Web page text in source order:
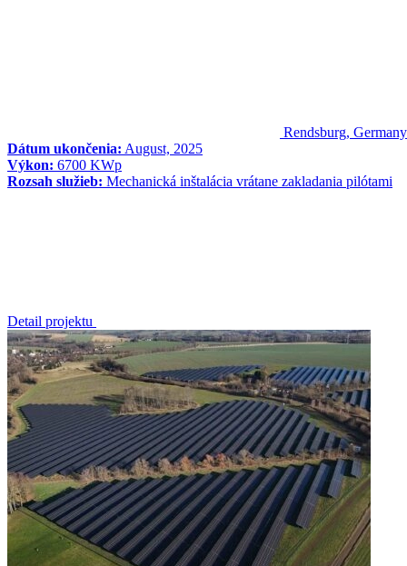
Rendsburg, Germany
Dátum ukončenia: August, 2025
Výkon: 6700 KWp
Rozsah služieb: Mechanická inštalácia vrátane zakladania pilótami
Detail projektu